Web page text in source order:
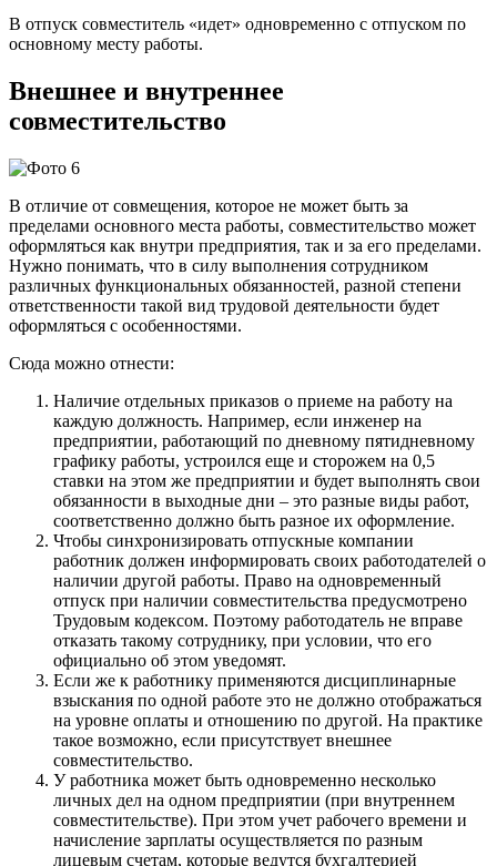
В отпуск совместитель «идет» одновременно с отпуском по
основному месту работы.
Внешнее и внутреннее
совместительство
В отличие от совмещения, которое не может быть за
пределами основного места работы, совместительство может
оформляться как внутри предприятия, так и за его пределами.
Нужно понимать, что в силу выполнения сотрудником
различных функциональных обязанностей, разной степени
ответственности такой вид трудовой деятельности будет
оформляться с особенностями.
Сюда можно отнести:
Наличие отдельных приказов о приеме на работу на
каждую должность. Например, если инженер на
предприятии, работающий по дневному пятидневному
графику работы, устроился еще и сторожем на 0,5
ставки на этом же предприятии и будет выполнять свои
обязанности в выходные дни – это разные виды работ,
соответственно должно быть разное их оформление.
Чтобы синхронизировать отпускные компании
работник должен информировать своих работодателей о
наличии другой работы. Право на одновременный
отпуск при наличии совместительства предусмотрено
Трудовым кодексом. Поэтому работодатель не вправе
отказать такому сотруднику, при условии, что его
официально об этом уведомят.
Если же к работнику применяются дисциплинарные
взыскания по одной работе это не должно отображаться
на уровне оплаты и отношению по другой. На практике
такое возможно, если присутствует внешнее
совместительство.
У работника может быть одновременно несколько
личных дел на одном предприятии (при внутреннем
совместительстве). При этом учет рабочего времени и
начисление зарплаты осуществляется по разным
лицевым счетам, которые ведутся бухгалтерией